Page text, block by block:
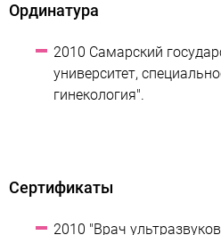
Ординатура
2010 Самарский
университет,
гинекология".
Сертификаты
2010 "Врач